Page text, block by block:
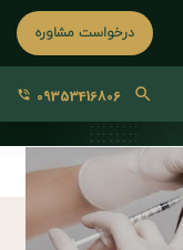
درخواست مشاوره
search
09353416806
phone_in_talk